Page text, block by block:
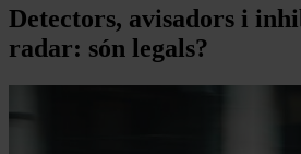
Detectors, avisadors i
radar: són legals?